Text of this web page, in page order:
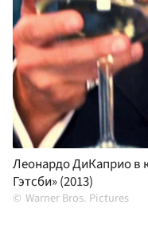
Леонардо ДиКаприо в
Гэтсби» (2013)
Warner Bros. Pictures